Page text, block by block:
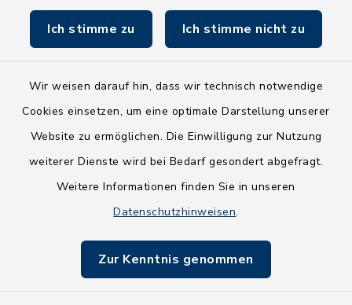
Ich stimme zu Ich stimme nicht zu
Wir weisen darauf hin, dass wir technisch notwendige
Cookies einsetzen, um eine optimale Darstellung unserer
Website zu ermöglichen. Die Einwilligung zur Nutzung
weiterer Dienste wird bei Bedarf gesondert abgefragt.
Weitere Informationen finden Sie in unseren
Datenschutzhinweisen.
Zur Kenntnis genommen
Fundbüro
Barrierefreiheit
Impressum